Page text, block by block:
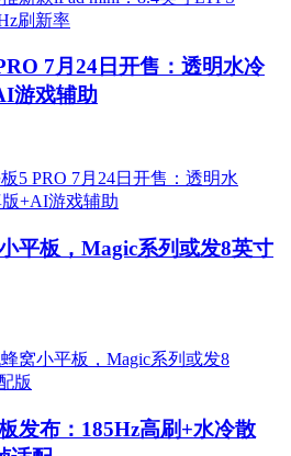
7月24日开售：透明水冷
游戏辅助
平板，Magic系列或发8英寸
发布：185Hz高刷+水冷散